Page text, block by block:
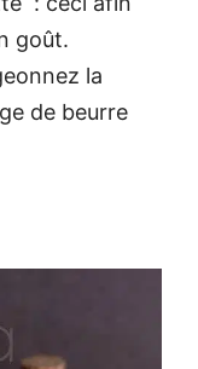
goût.
la
de beurre